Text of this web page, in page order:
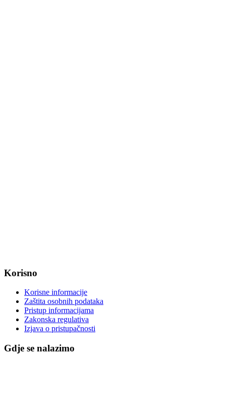
Korisno
Korisne informacije
Zaštita osobnih podataka
Pristup informacijama
Zakonska regulativa
Izjava o pristupačnosti
Gdje se nalazimo